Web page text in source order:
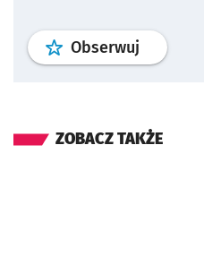
Obserwuj profil
ZOBACZ TAKŻE